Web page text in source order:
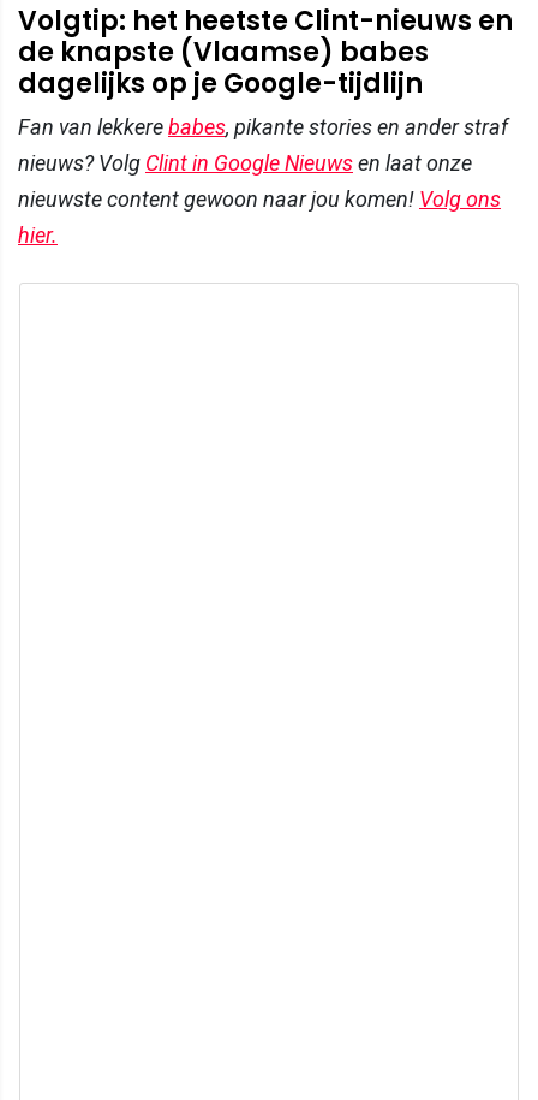
Volgtip: het heetste Clint-nieuws en
de knapste (Vlaamse) babes
dagelijks op je Google-tijdlijn
Fan van lekkerebabes, pikante stories en ander straf
nieuws? Volg Clint in Google Nieuwsen laat onze
nieuwste content gewoon naar jou komen! Volg ons
hier.